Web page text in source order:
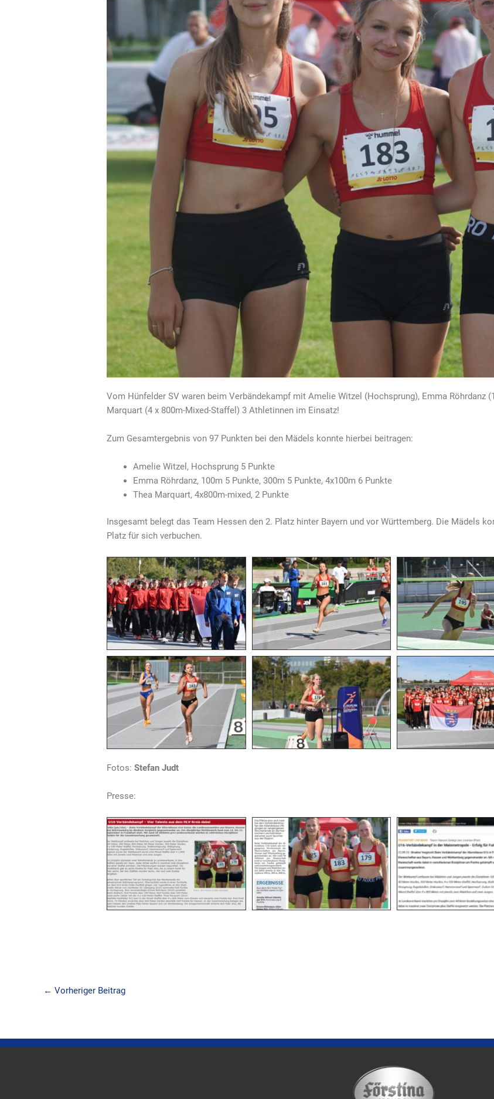
Vom Hünfelder SV waren beim Verbändekampf mit Amelie Witzel (Hochsprung), Emma Röhrdanz
Marquart (4 x 800m-Mixed-Staffel) 3 Athletinnen im Einsatz!
Zum Gesamtergebnis von 97 Punkten bei den Mädels konnte hierbei beitragen:
Amelie Witzel, Hochsprung 5 Punkte
Emma Röhrdanz, 100m 5 Punkte, 300m 5 Punkte, 4x100m 6 Punkte
Thea Marquart, 4x800m-mixed, 2 Punkte
Insgesamt belegt das Team Hessen den 2. Platz hinter Bayern und vor Württemberg. Die Mädels
Platz für sich verbuchen.
Fotos:Stefan Judt
Presse:
← Vorheriger Beitrag